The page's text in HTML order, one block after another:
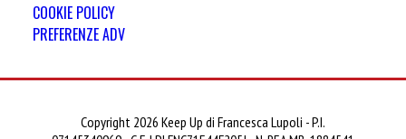
COOKIE POLICY
PREFERENZE ADV
Copyright 2026 Keep Up di Francesca Lupoli - P.I.